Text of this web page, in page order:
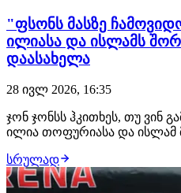
"ფსონს მასზე
ილიასა და ისლამს
დაასახელა
28 ივლ 2026, 16:35
ჯონ ჯონსს ჰკითხეს, თუ ვინ
ილია თოფურიასა და ისლამ
ქართველი მებრძოლის
მხარედ დგომში ჩხუბი
სრულად